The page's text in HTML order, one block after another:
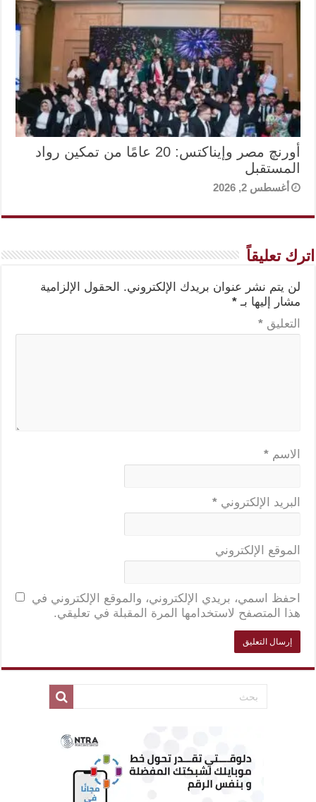
أورنچ مصر وإيناكتس: 20 عامًا من تمكين رواد
المستقبل
أغسطس 2, 2026
اترك تعليقاً
لن يتم نشر عنوان بريدك الإلكتروني.
الحقول الإلزامية
مشار إليها بـ *
التعليق *
الاسم *
البريد الإلكتروني *
الموقع الإلكتروني
احفظ اسمي، بريدي الإلكتروني، والموقع الإلكتروني في
هذا المتصفح لاستخدامها المرة المقبلة في تعليقي.